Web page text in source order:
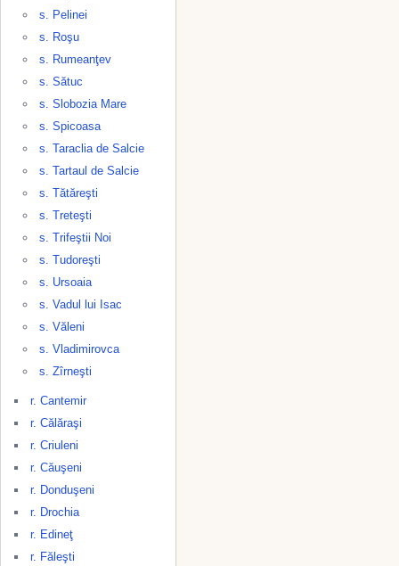
s. Pelinei
s. Roşu
s. Rumeanţev
s. Sătuc
s. Slobozia Mare
s. Spicoasa
s. Taraclia de Salcie
s. Tartaul de Salcie
s. Tătăreşti
s. Treteşti
s. Trifeştii Noi
s. Tudoreşti
s. Ursoaia
s. Vadul lui Isac
s. Văleni
s. Vladimirovca
s. Zîrneşti
r. Cantemir
r. Călăraşi
r. Criuleni
r. Căuşeni
r. Donduşeni
r. Drochia
r. Edineţ
r. Făleşti